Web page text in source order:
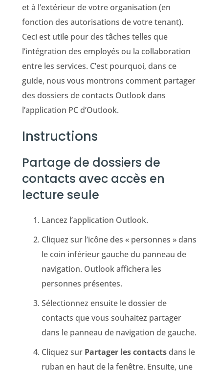
et à l’extérieur de votre organisation (en
fonction des autorisations de votre tenant).
Ceci est utile pour des tâches telles que
l’intégration des employés ou la collaboration
entre les services. C’est pourquoi, dans ce
guide, nous vous montrons comment partager
des dossiers de contacts Outlook dans
l’application PC d’Outlook.
Instructions
Partage de dossiers de
contacts avec accès en
lecture seule
Lancez l’application Outlook.
Cliquez sur l’icône des « personnes » dans
le coin inférieur gauche du panneau de
navigation. Outlook affichera les
personnes présentes.
Sélectionnez ensuite le dossier de
contacts que vous souhaitez partager
dans le panneau de navigation de gauche.
Cliquez sur Partager les contactsdans le
ruban en haut de la fenêtre. Ensuite, une